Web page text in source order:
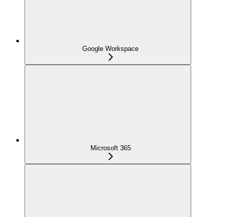
Google Workspace
Microsoft 365